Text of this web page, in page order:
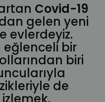
Covid-19
gelen yeni
evlerdeyiz.
eğlenceli bir
biri
de